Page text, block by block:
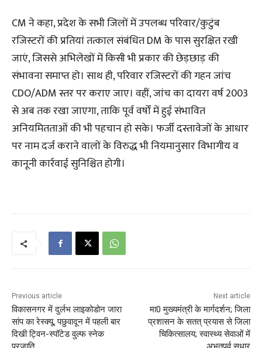
CM ने कहा, प्रदेश के सभी जिलों में उपलब्ध परिवार/कुटुंब
रजिस्टरों की प्रतियां तत्काल संबंधित DM के पास सुरक्षित रखी
जाएं, जिससे अभिलेखों में किसी भी प्रकार की छेड़छाड़ की
संभावना समाप्त हो। साथ ही, परिवार रजिस्टरों की गहन जांच
CDO/ADM स्तर पर कराए जाए। वहीं, जांच का दायरा वर्ष 2003
से अब तक रखा जाएगा, ताकि पूर्व वर्षों में हुई संभावित
अनियमितताओं की भी पहचान हो सके। फर्जी दस्तावेजों के आधार
पर नाम दर्ज कराने वालों के विरुद्ध भी नियमानुसार विभागीय व
कानूनी कार्रवाई सुनिश्चित होगी।
Previous article
विकासनगर में दुर्लभ लाइकोडोन जारा
सांप का रेस्क्यू, पछुवादून में पहली बार
दिखी ट्विन-स्पॉटेड वुल्फ स्नेक
Next article
मा0 मुख्यमंत्री के मार्गदर्शन; जिला
प्रशासन के सतत् प्रयास से जिला
चिकित्सालय; स्वास्थ्य सेवाओं में